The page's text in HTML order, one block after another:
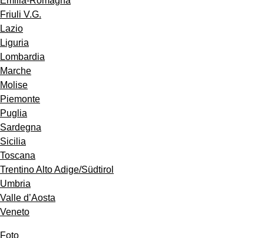
Friuli V.G.
Lazio
Liguria
Lombardia
Marche
Molise
Piemonte
Puglia
Sardegna
Sicilia
Toscana
Trentino Alto Adige/Südtirol
Umbria
Valle d’Aosta
Veneto
Foto